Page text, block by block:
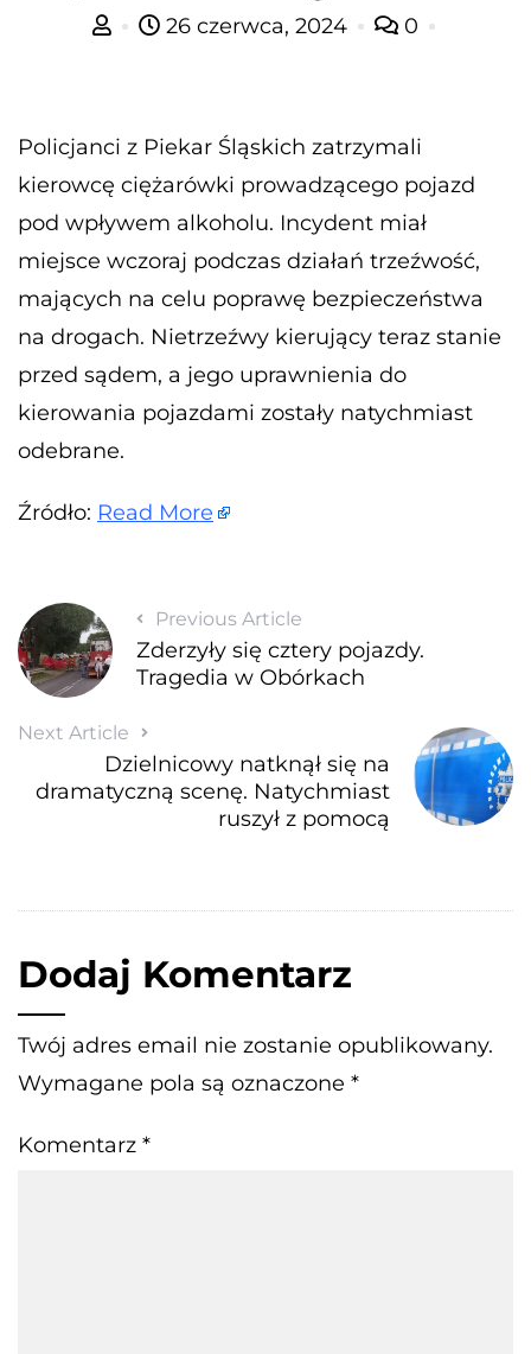
26 czerwca, 2024 0
Policjanci z Piekar Śląskich zatrzymali
kierowcę ciężarówki prowadzącego pojazd
pod wpływem alkoholu. Incydent miał
miejsce wczoraj podczas działań trzeźwość,
mających na celu poprawę bezpieczeństwa
na drogach. Nietrzeźwy kierujący teraz stanie
przed sądem, a jego uprawnienia do
kierowania pojazdami zostały natychmiast
odebrane.
Źródło: Read More
Previous Article
Zderzyły się cztery pojazdy.
Tragedia w Obórkach
Next Article
Dzielnicowy natknął się na
dramatyczną scenę. Natychmiast
ruszył z pomocą
Dodaj Komentarz
Twój adres email nie zostanie opublikowany.
Wymagane pola są oznaczone *
Komentarz *